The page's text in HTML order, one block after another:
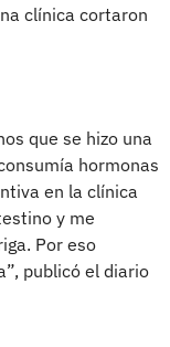
clínica cortaron
que se hizo una
hormonas
en la clínica
y me
Por eso
publicó el diario